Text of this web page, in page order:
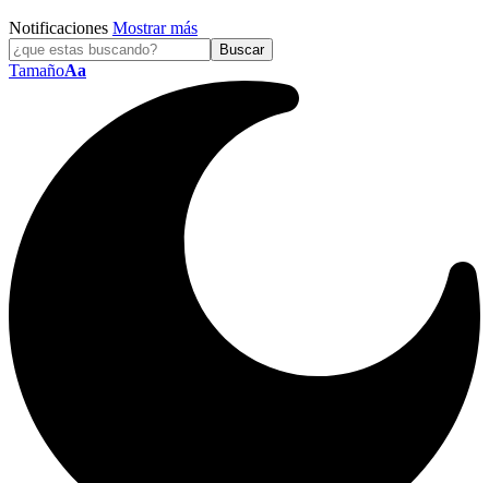
Notificaciones Mostrar más
TamañoAa